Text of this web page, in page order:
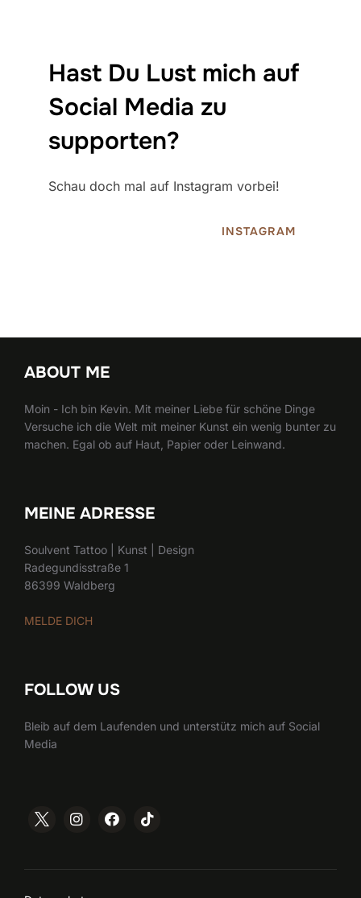
Hast Du Lust mich auf
Social Media zu
supporten?
Schau doch mal auf Instagram vorbei!
INSTAGRAM
ABOUT ME
Moin - Ich bin Kevin. Mit meiner Liebe für schöne Dinge
Versuche ich die Welt mit meiner Kunst ein wenig bunter zu
machen. Egal ob auf Haut, Papier oder Leinwand.
MEINE ADRESSE
Soulvent Tattoo | Kunst | Design
Radegundisstraße 1
86399 Waldberg
MELDE DICH
FOLLOW US
Bleib auf dem Laufenden und unterstütz mich auf Social
Media